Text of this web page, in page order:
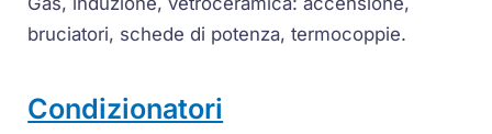
bruciatori, schede di potenza,termocoppie.
Condizionatori